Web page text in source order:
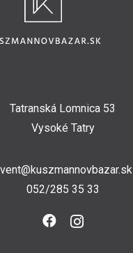
Tatranská Lomnica 53
Vysoké Tatry
052/285 35 33